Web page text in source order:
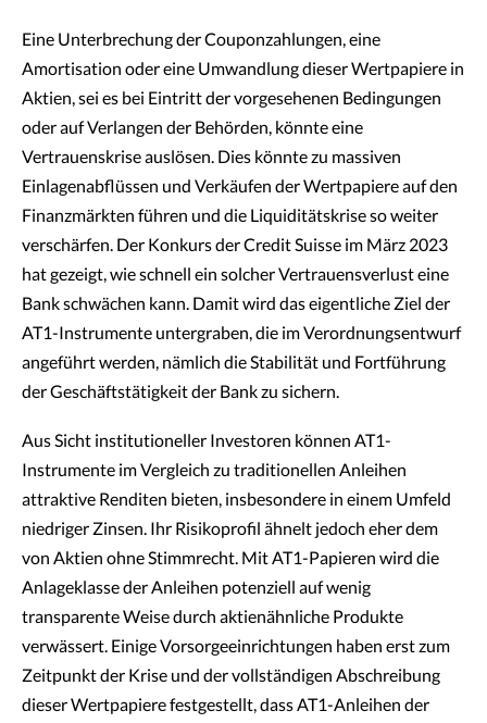
Eine Unterbrechung der Couponzahlungen, eine
Amortisation oder eine Umwandlung dieser Wertpapiere in
Aktien, sei es bei Eintritt der vorgesehenen Bedingungen
oder auf Verlangen der Behörden, könnte eine
Vertrauenskrise auslösen. Dies könnte zu massiven
Einlagenabflüssen und Verkäufen der Wertpapiere auf den
Finanzmärkten führen und die Liquiditätskrise so weiter
verschärfen. Der Konkurs der Credit Suisse im März 2023
hat gezeigt, wie schnell ein solcher Vertrauensverlust eine
Bank schwächen kann. Damit wird das eigentliche Ziel der
AT1-Instrumente untergraben, die im Verordnungsentwurf
angeführt werden, nämlich die Stabilität und Fortführung
der Geschäftstätigkeit der Bank zu sichern.
Aus Sicht institutioneller Investoren können AT1-
Instrumente im Vergleich zu traditionellen Anleihen
attraktive Renditen bieten, insbesondere in einem Umfeld
niedriger Zinsen. Ihr Risikoprofil ähnelt jedoch eher dem
von Aktien ohne Stimmrecht. Mit AT1-Papieren wird die
Anlageklasse der Anleihen potenziell auf wenig
transparente Weise durch aktienähnliche Produkte
verwässert. Einige Vorsorgeeinrichtungen haben erst zum
Zeitpunkt der Krise und der vollständigen Abschreibung
dieser Wertpapiere festgestellt, dass AT1-Anleihen der